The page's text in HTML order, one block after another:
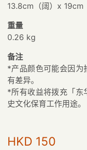
13.8cm（阔）x 19cm
重量
0.26 kg
备注
*产品颜色可能会因为
有差异。
*所有收益将拨充「东
史文化保育工作用途。
HKD 150